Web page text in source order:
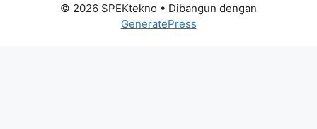
© 2026 SPEKtekno • Dibangun dengan
GeneratePress